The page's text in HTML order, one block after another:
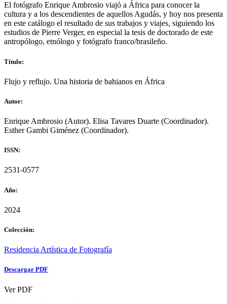
El fotógrafo Enrique Ambrosio viajó a África para conocer la
cultura y a los descendientes de aquellos Agudás, y hoy nos presenta
en este catálogo el resultado de sus trabajos y viajes, siguiendo los
estudios de Pierre Verger, en especial la tesis de doctorado de este
antropólogo, etnólogo y fotógrafo franco/brasileño.
Título:
Flujo y reflujo. Una historia de bahianos en África
Autor:
Enrique Ambrosio (Autor). Elisa Tavares Duarte (Coordinador).
Esther Gambi Giménez (Coordinador).
ISSN:
2531-0577
Año:
2024
Colección:
Residencia Artística de Fotografía
Descargar PDF
Ver PDF